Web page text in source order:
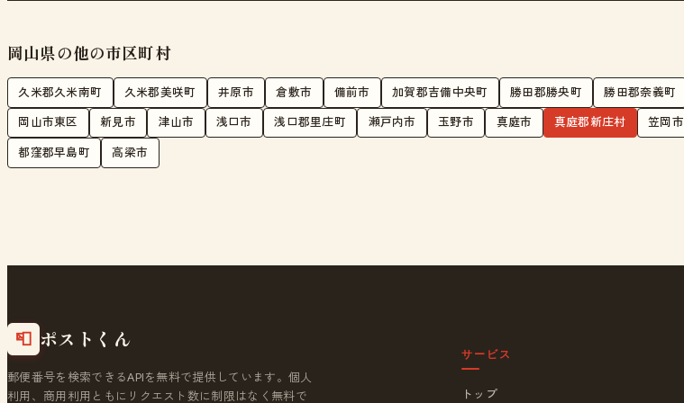
岡山県の他の市区町村
久米郡久米南町 久米郡美咲町 井原市 倉敷市 備前市 加賀郡吉備中央町 勝田郡勝央町 勝田郡奈義町
岡山市東区 新見市 津山市 浅口市 浅口郡里庄町 瀬戸内市 玉野市 真庭市 真庭郡新庄村 笠岡市
都窪郡早島町 高梁市
📮 ポストくん
郵便番号を検索できるAPIを無料で提供しています。個人
利用、商用利用ともにリクエスト数に制限はなく無料で
サービス
トップ